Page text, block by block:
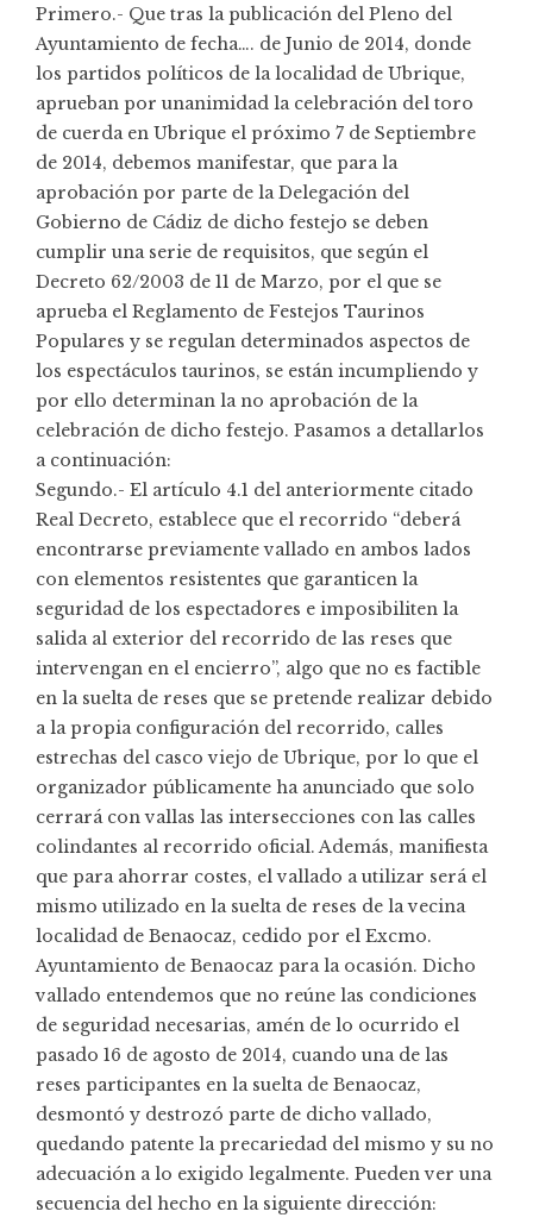
Primero.- Que tras la publicación del Pleno del
Ayuntamiento de fecha…. de Junio de 2014, donde
los partidos políticos de la localidad de Ubrique,
aprueban por unanimidad la celebración del toro
de cuerda en Ubrique el próximo 7 de Septiembre
de 2014, debemos manifestar, que para la
aprobación por parte de la Delegación del
Gobierno de Cádiz de dicho festejo se deben
cumplir una serie de requisitos, que según el
Decreto 62/2003 de 11 de Marzo, por el que se
aprueba el Reglamento de Festejos Taurinos
Populares y se regulan determinados aspectos de
los espectáculos taurinos, se están incumpliendo y
por ello determinan la no aprobación de la
celebración de dicho festejo. Pasamos a detallarlos
a continuación:
Segundo.- El artículo 4.1 del anteriormente citado
Real Decreto, establece que el recorrido “deberá
encontrarse previamente vallado en ambos lados
con elementos resistentes que garanticen la
seguridad de los espectadores e imposibiliten la
salida al exterior del recorrido de las reses que
intervengan en el encierro”, algo que no es factible
en la suelta de reses que se pretende realizar debido
a la propia configuración del recorrido, calles
estrechas del casco viejo de Ubrique, por lo que el
organizador públicamente ha anunciado que solo
cerrará con vallas las intersecciones con las calles
colindantes al recorrido oficial. Además, manifiesta
que para ahorrar costes, el vallado a utilizar será el
mismo utilizado en la suelta de reses de la vecina
localidad de Benaocaz, cedido por el Excmo.
Ayuntamiento de Benaocaz para la ocasión. Dicho
vallado entendemos que no reúne las condiciones
de seguridad necesarias, amén de lo ocurrido el
pasado 16 de agosto de 2014, cuando una de las
reses participantes en la suelta de Benaocaz,
desmontó y destrozó parte de dicho vallado,
quedando patente la precariedad del mismo y su no
adecuación a lo exigido legalmente. Pueden ver una
secuencia del hecho en la siguiente dirección: